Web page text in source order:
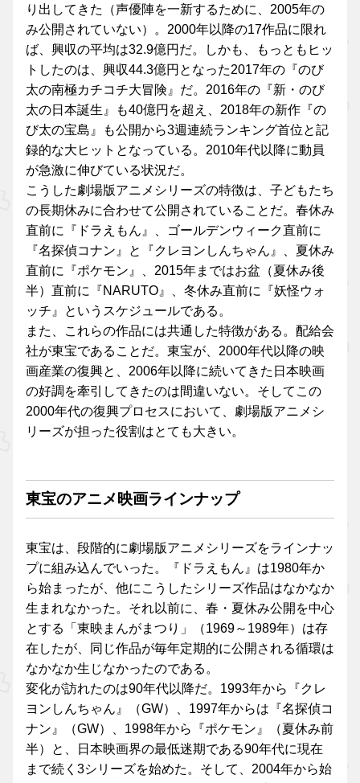
り出してきた（声優陣を一新するために、2005年の
み公開されていない）。2000年以降の17作品に限れ
ば、興収の平均は32.9億円だ。しかも、もっともヒッ
トしたのは、興収44.3億円となった2017年の『のび
太の南極カチコチ大冒険』だ。2016年の『新・のび
太の日本誕生』も40億円を超え、2018年の新作『の
び太の宝島』も公開から3週連続ランキング首位と記
録的な大ヒットとなっている。2010年代以降に動員
が急激に伸びている状況だ。
こうした劇場版アニメシリーズの特徴は、子どもたち
の長期休みに合わせて公開されていることだ。春休み
直前に『ドラえもん』、ゴールデンウィーク直前に
『名探偵コナン』と『クレヨンしんちゃん』、夏休み
直前に『ポケモン』、2015年まではお盆（夏休み後
半）直前に『NARUTO』、冬休み直前に『妖怪ウォ
ッチ』というスケジュールである。
また、これらの作品には共通した特徴がある。配給会
社が東宝であることだ。東宝が、2000年代以降の映
画産業の復興と、2006年以降に続いてきた日本映画
の好調を牽引してきたのは間違いない。そしてこの
2000年代の復興プロセスにおいて、劇場版アニメシ
リーズが担った役割はとても大きい。
東宝のアニメ映画ラインナップ
東宝は、段階的に劇場版アニメシリーズをラインナッ
プに組み込んでいった。『ドラえもん』は1980年か
ら始まったが、他にこうしたシリーズ作品はなかなか
生まれなかった。それ以前に、春・夏休み公開を中心
とする「東映まんがまつり」（1969～1989年）は存
在したが、同じ作品が毎年定期的に公開される循環は
なかなか生じなかったのである。
変化が訪れたのは90年代以降だ。1993年から『クレ
ヨンしんちゃん』（GW）、1997年からは『名探偵コ
ナン』（GW）、1998年から『ポケモン』（夏休み前
半）と、日本映画界の最低迷期である90年代に現在
まで続く3シリーズを始めた。そして、2004年から始